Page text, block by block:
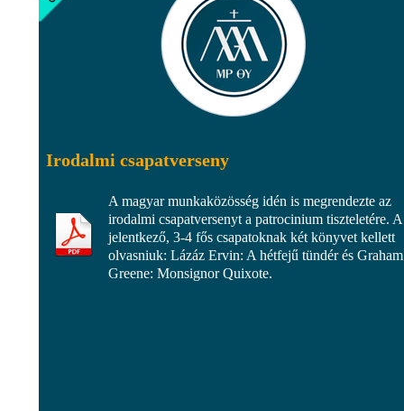
Irodalmi csapatverseny
A magyar munkaközösség idén is megrendezte az
irodalmi csapatversenyt a patrocinium tiszteletére. A
jelentkező, 3-4 fős csapatoknak két könyvet kellett
olvasniuk: Lázáz Ervin: A hétfejű tündér és Graham
Greene: Monsignor Quixote.